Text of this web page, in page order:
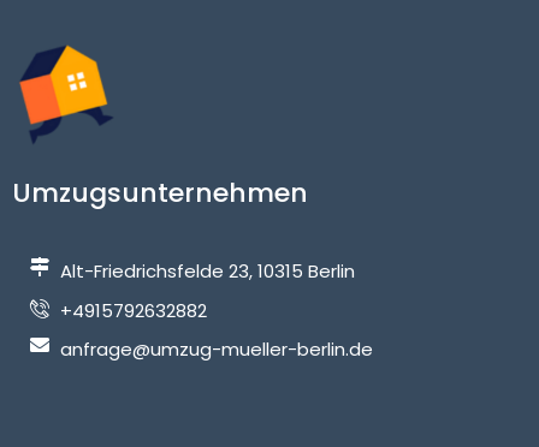
Umzugsunternehmen
Alt-Friedrichsfelde 23, 10315 Berlin
+4915792632882
anfrage@umzug-mueller-berlin.de